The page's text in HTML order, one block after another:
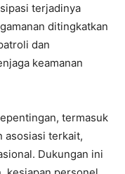
terjadinya
ditingkatkan
dan
keamanan
termasuk
asosiasi terkait,
Dukungan ini